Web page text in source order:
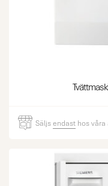
Säljsendast hos